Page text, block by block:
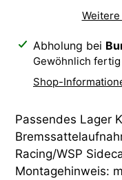
Produkt
wird
zum
Abholung bei
Gewöhnlich
Shop-
Passendes Lager
Racing/WSP
Montagehinweis: